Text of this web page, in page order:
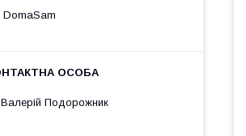
DomaSam
Валерій Подорожник